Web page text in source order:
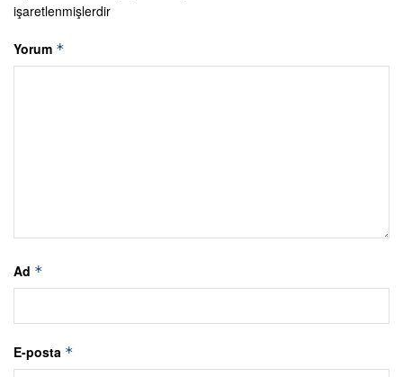
işaretlenmişlerdir
Yorum *
Ad *
E-posta *